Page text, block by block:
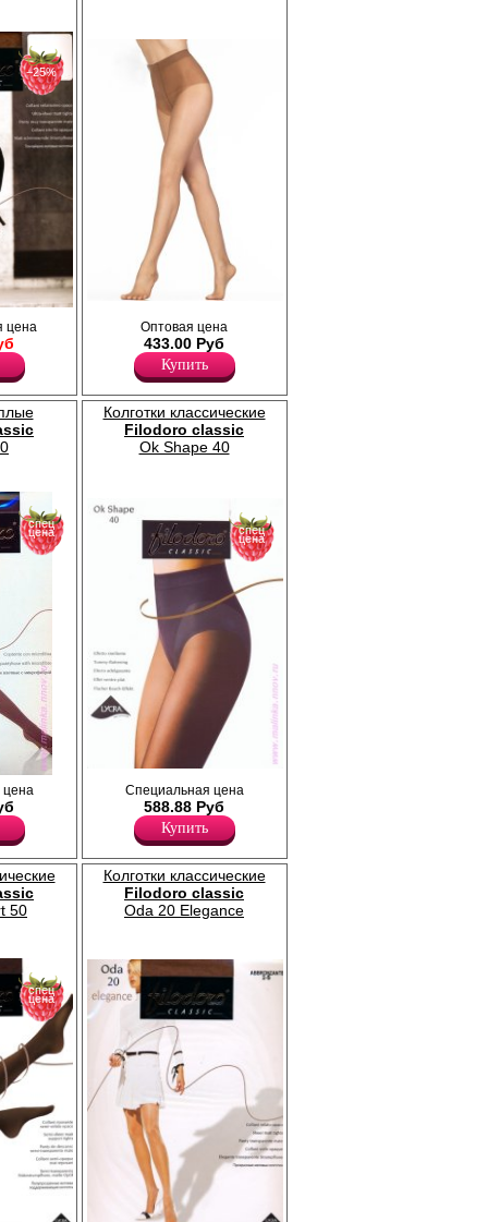
−25%
цена
плоские швы, сформированная нога,
невидимый мысок, х/б ластовица.
Плотность 15ден
Лайкра 15%
Полиамид 81%
Хлопок 4%
Оптовая цена
433.00 Руб
Купить
швы,
с
спец
цена
цена
Колготки классические
Filodoro classic
Ok Shape 40
Матовые колготки с поддерживающими
трусиками; плоские швы, сформированная
нога, двойной уплотненный мысок, х/б
ластовица.
Плотность 40ден
Лайкра 18%
Полиамид 79%
Хлопок 3%
спец
цена
Специальная цена
588.88 Руб
Купить
50
спец
цена
Колготки классические
Filodoro classic
Oda 20 Elegance